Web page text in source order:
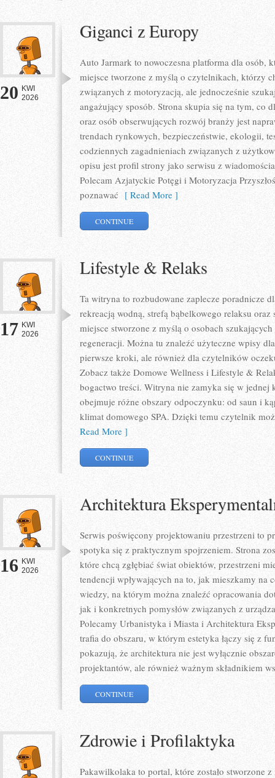
20 KWI
2026
Giganci z Europy
Auto Jarmark to nowoczesna platforma dla osób,
miejsce tworzone z myślą o czytelnikach, którzy
związanych z motoryzacją, ale jednocześnie
angażujący sposób. Strona skupia się na tym, co
oraz osób obserwujących rozwój branży jest
trendach rynkowych, bezpieczeństwie, ekologii,
codziennych zagadnieniach związanych z
opisu jest profil strony jako serwisu z
Polecam Azjatyckie Potęgi i Motoryzacja
poznawać [ Read More ]
CONTINUE
17 KWI
2026
Lifestyle & Relaks
Ta witryna to rozbudowane zaplecze poradnicze
rekreacją wodną, strefą bąbelkowego relaksu
miejsce stworzone z myślą o osobach
regeneracji. Można tu znaleźć użyteczne wpisy
pierwsze kroki, ale również dla czytelników
Zobacz także Domowe Wellness i Lifestyle &
bogactwo treści. Witryna nie zamyka się w jednej
obejmuje różne obszary odpoczynku: od saun i
klimat domowego SPA. Dzięki temu czytelnik
Read More ]
CONTINUE
16 KWI
2026
Architektura
Serwis poświęcony projektowaniu przestrzeni to
spotyka się z praktycznym spojrzeniem. Strona
które chcą zgłębiać świat obiektów, przestrzeni
tendencji wpływających na to, jak mieszkamy na
wiedzy, na którym można znaleźć opracowania
jak i konkretnych pomysłów związanych z
Polecamy Urbanistyka i Miasta i Architektura
trafia do obszaru, w którym estetyka łączy się z
pokazują, że architektura nie jest wyłącznie
projektantów, ale również ważnym składnikiem
CONTINUE
Zdrowie i Profilaktyka
Pakawilkolaka to portal, które zostało stworzone